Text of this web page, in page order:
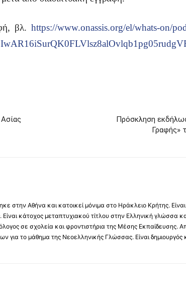
βλ. https://www.onassis.org/el/whats-on/
Πρόσκληση
Γραφής»
Αθήνα και κατοικεί μόνιμα στο Ηράκλειο Κρήτης. Είναι
κάτοχος μεταπτυχιακού τίτλου στην Ελληνική γλώσσα
σε σχολεία και φροντιστήρια της Μέσης Εκπαίδευσης.
για το μάθημα της Νεοελληνικής Γλώσσας. Είναι δημιουργός